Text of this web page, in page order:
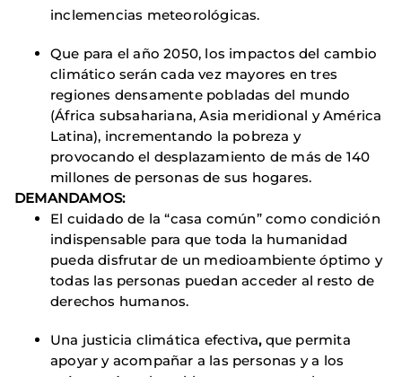
inclemencias meteorológicas.
Que para el año 2050, los impactos del cambio
climático serán cada vez mayores en tres
regiones densamente pobladas del mundo
(África subsahariana, Asia meridional y América
Latina), incrementando la pobreza y
provocando el desplazamiento de más de 140
millones de personas de sus hogares.
DEMANDAMOS:
El cuidado de la “casa común” como condición
indispensable para que toda la humanidad
pueda disfrutar de un medioambiente óptimo y
todas las personas puedan acceder al resto de
derechos humanos.
Una justicia climática efectiva,que permita
apoyar y acompañar a las personas y a los